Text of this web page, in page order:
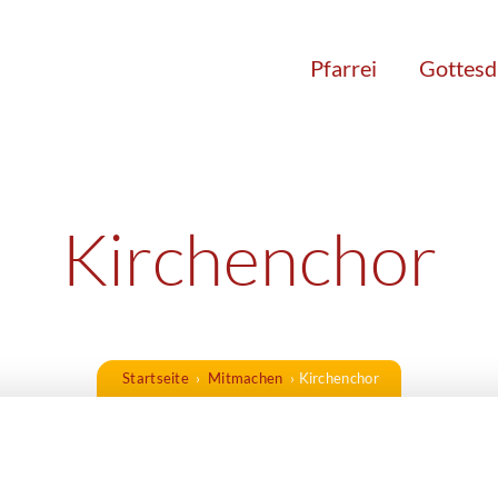
Pfarrei
Kirchenchor
Startseite › Mitmachen › Kirchenchor